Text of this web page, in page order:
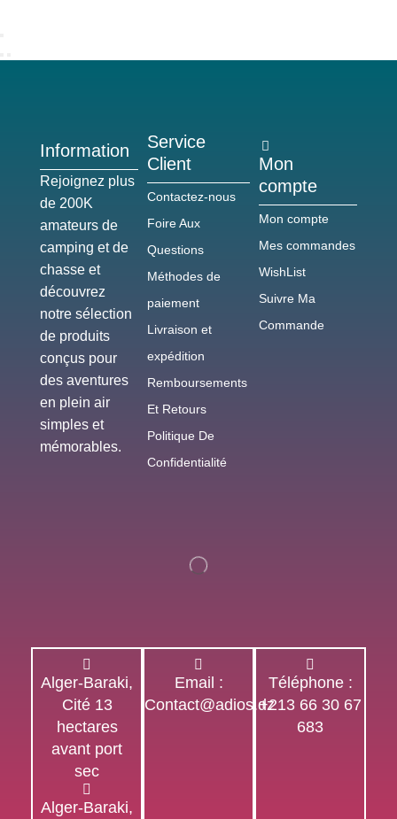
Information
Rejoignez plus
de 200K
amateurs de
camping et de
chasse et
découvrez
notre sélection
de produits
conçus pour
des aventures
en plein air
simples et
mémorables.
Service
Client
Contactez-nous
Foire Aux
Questions
Méthodes de
paiement
Livraison et
expédition
Remboursements
Et Retours
Politique De
Confidentialité
Mon
compte
Mon compte
Mes commandes
WishList
Suivre Ma
Commande
Alger-Baraki,
Cité 13
hectares
avant port
sec
Alger-Baraki,
Email :
Contact@adios.dz
Téléphone :
+213 66 30 67
683